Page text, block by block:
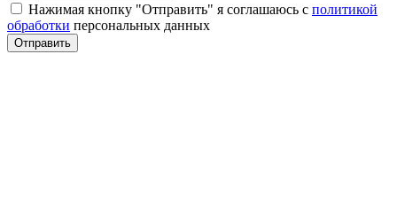
Нажимая кнопку "Отправить" я соглашаюсь с политикой
обработки персональных данных
Отправить